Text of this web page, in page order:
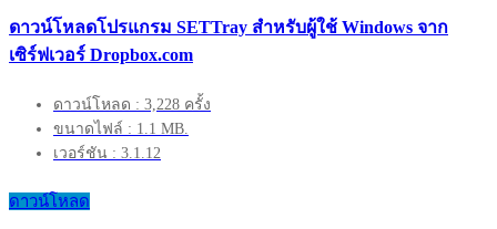
ดาวน์โหลดโปรแกรม SETTray สำหรับผู้ใช้ Windows จาก
เซิร์ฟเวอร์ Dropbox.com
ดาวน์โหลด : 3,228 ครั้ง
ขนาดไฟล์ : 1.1 MB.
เวอร์ชัน : 3.1.12
ดาวน์โหลด